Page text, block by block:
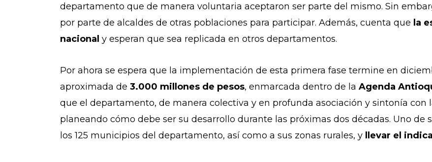
departamento que de manera voluntaria aceptaron ser parte del mismo. Sin
por parte de alcaldes de otras poblaciones para participar. Además, cuenta que la
nacional y esperan que sea replicada en otros departamentos.
Por ahora se espera que la implementación de esta primera fase termine en
aproximada de 3.000 millones de pesos, enmarcada dentro de la Agenda
que el departamento, de manera colectiva y en profunda asociación y sintonía con
planeando cómo debe ser su desarrollo durante las próximas dos décadas. Uno de
los 125 municipios del departamento, así como a sus zonas rurales, y
llevar el